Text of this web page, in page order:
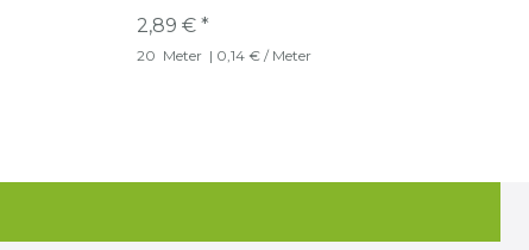
2,89 € *
20 Meter | 0,14 € / Meter